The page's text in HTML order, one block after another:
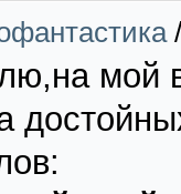
мой